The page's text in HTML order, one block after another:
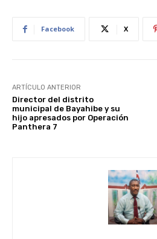
Facebook X
ARTÍCULO ANTERIOR
Director del distrito
municipal de Bayahibe y su
hijo apresados por Operación
Panthera 7